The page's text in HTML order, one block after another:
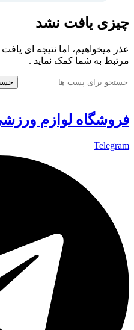
چیزی یافت نشد
عذر میخواهیم، اما نتیجه ای
مرتبط به شما کمک نماید .
فروشگاه لوازم
Telegram